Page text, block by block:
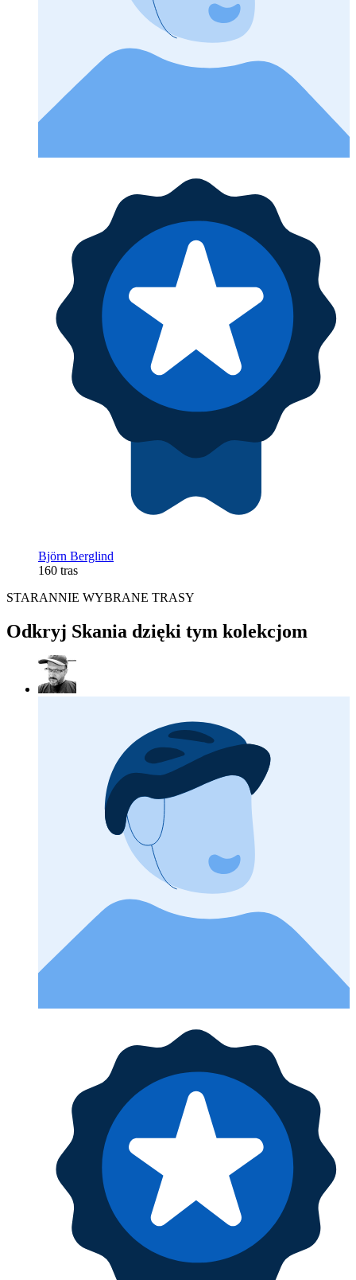
Björn Berglind
160 tras
STARANNIE WYBRANE TRASY
Odkryj Skania dzięki tym kolekcjom